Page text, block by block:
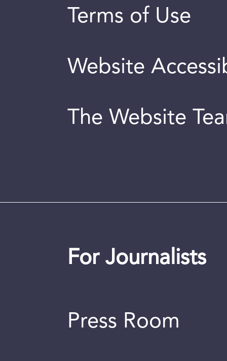
Terms of Use
Website
The Website
For Journalists
Press Room